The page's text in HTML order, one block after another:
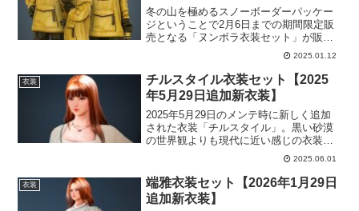
冬の山を極めるスノーボーダーパッケー
ジということで2月6日までの期間限定販
売となる「ヌンボラ衣装セット」が販売
されています。今回も選択肢が多くちょ
っとややこしいので、じっくり確認しな
がら購入されてください。
2025.01.12
衣装
チルスタイル衣装セット【2025
年5月29日追加新衣装】
2025年5月29日のメンテ時に新しく追加
された衣装「チルスタイル」。黒い砂漠
の世界観よりも現代に近い感じの衣装
「チルスタイル」最近、こういう感じの
衣装が増えてきましたね。なんとなく
「異世界にやってきた」的なスクリーン
ショットとか撮れそうです。
2025.06.01
衣装
端雅衣装セット【2026年1月29日
追加新衣装】